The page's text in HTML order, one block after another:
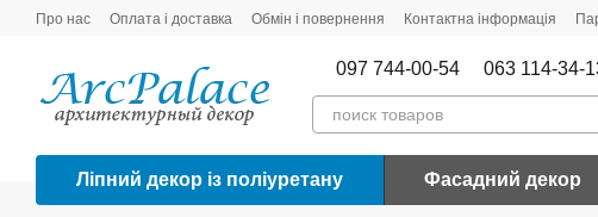
Перейти до основного контенту
Про нас Оплата і доставка Обмін і повернення Контактна інформація
097 744-00-54 063 114-34-
Ліпний декор із поліуретану Фасадний декор